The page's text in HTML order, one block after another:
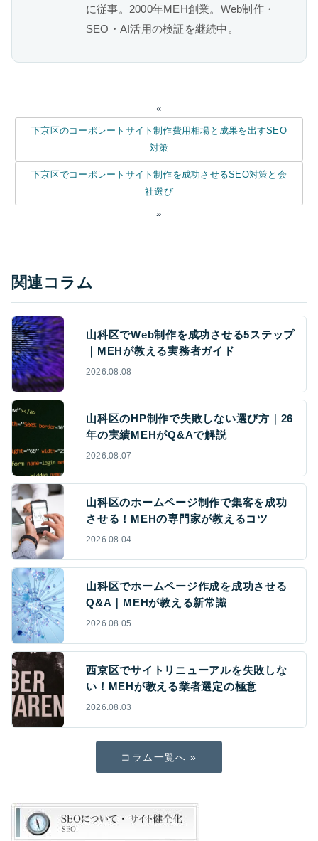
に従事。2000年MEH創業。Web制作・
SEO・AI活用の検証を継続中。
«
下京区のコーポレートサイト制作費用相場と成果を出すSEO
対策
下京区でコーポレートサイト制作を成功させるSEO対策と会
社選び
»
関連コラム
山科区でWeb制作を成功させる5ステップ
｜MEHが教える実務者ガイド
2026.08.08
山科区のHP制作で失敗しない選び方｜26
年の実績MEHがQ&Aで解説
2026.08.07
山科区のホームページ制作で集客を成功
させる！MEHの専門家が教えるコツ
2026.08.04
山科区でホームページ作成を成功させる
Q&A｜MEHが教える新常識
2026.08.05
西京区でサイトリニューアルを失敗しな
い！MEHが教える業者選定の極意
2026.08.03
コラム一覧へ »